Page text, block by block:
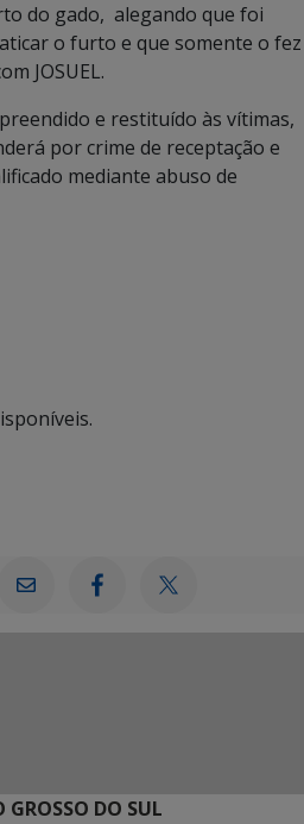
do gado, alegando que foi
o furto e que somente o fez
JOSUEL.
e restituído às vítimas,
por crime de receptação e
mediante abuso de
DO SUL